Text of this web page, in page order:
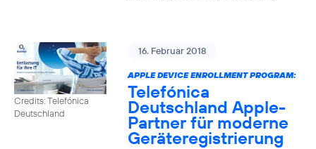
Credits: Telefónica
Deutschland
16. Februar 2018
APPLE DEVICE ENROLLMENT PROGRAM:
Telefónica
Deutschland Apple-
Partner für moderne
Geräteregistrierung